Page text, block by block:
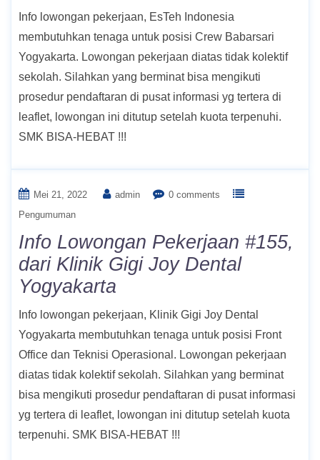
Info lowongan pekerjaan, EsTeh Indonesia
membutuhkan tenaga untuk posisi Crew Babarsari
Yogyakarta. Lowongan pekerjaan diatas tidak kolektif
sekolah. Silahkan yang berminat bisa mengikuti
prosedur pendaftaran di pusat informasi yg tertera di
leaflet, lowongan ini ditutup setelah kuota terpenuhi.
SMK BISA-HEBAT !!!
Mei 21, 2022 admin
0 comments
Pengumuman
Info Lowongan Pekerjaan #155,
dari Klinik Gigi Joy Dental
Yogyakarta
Info lowongan pekerjaan, Klinik Gigi Joy Dental
Yogyakarta membutuhkan tenaga untuk posisi Front
Office dan Teknisi Operasional. Lowongan pekerjaan
diatas tidak kolektif sekolah. Silahkan yang berminat
bisa mengikuti prosedur pendaftaran di pusat informasi
yg tertera di leaflet, lowongan ini ditutup setelah kuota
terpenuhi. SMK BISA-HEBAT !!!